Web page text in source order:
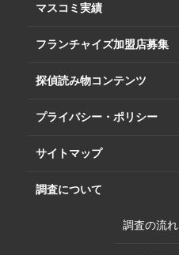
マスコミ実績
フランチャイズ加盟店募集
探偵読み物コンテンツ
プライバシー・ポリシー
サイトマップ
調査について
調査の流れ